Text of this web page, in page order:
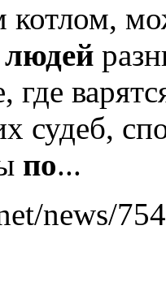
людей
где
судеб,
по...
news/